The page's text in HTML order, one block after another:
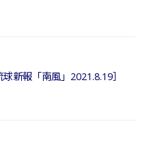
新報「南風」2021.8.19］